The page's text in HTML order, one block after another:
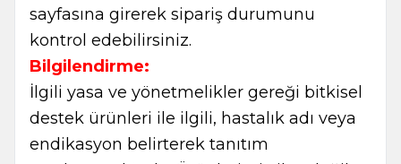
sayfasına girerek sipariş durumunu
kontrol edebilirsiniz.
Bilgilendirme:
İlgili yasa ve yönetmelikler gereği bitkisel
destek ürünleri ile ilgili, hastalık adı veya
endikasyon belirterek tanıtım